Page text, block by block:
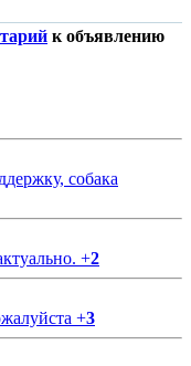
к объявлению
собака
+2
+3